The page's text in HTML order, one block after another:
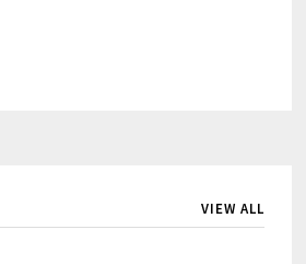
VIEW ALL